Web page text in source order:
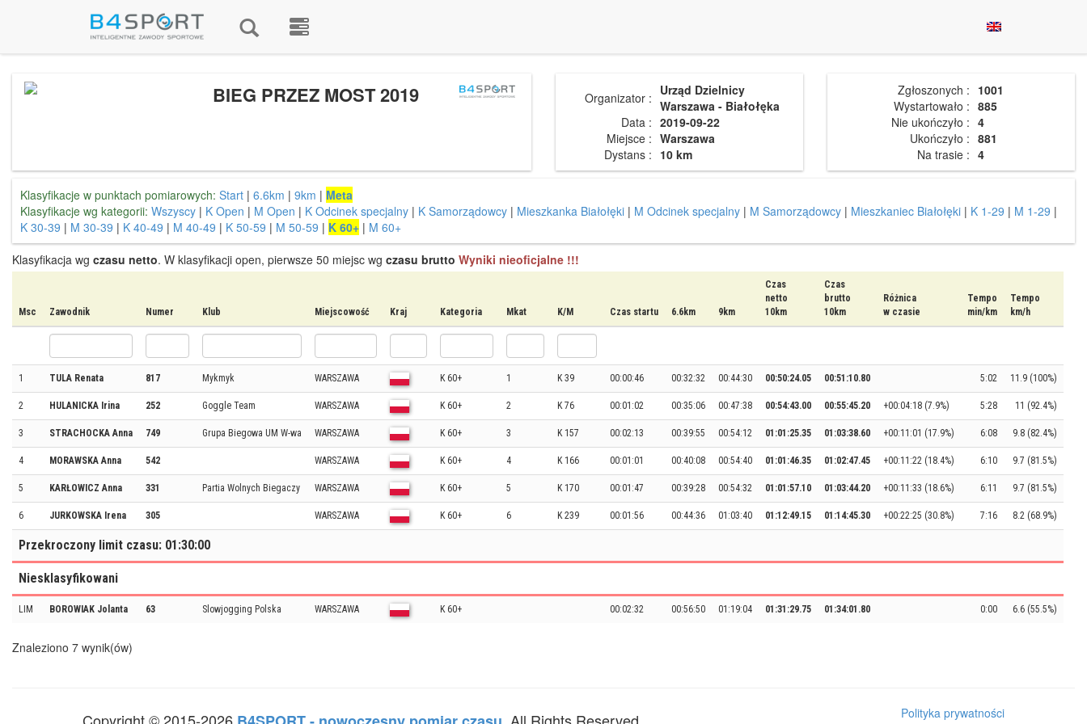
BIEG PRZEZ MOST 2019 Organizator : Urząd Dzielnicy
Warszawa - Białołęka
Data : 2019-09-22
Miejsce : Warszawa
Dystans : 10 km
Zgłoszonych : 1001
Wystartowało : 885
Nie ukończyło : 4
Ukończyło : 881
Na trasie : 4
Klasyfikacje w punktach pomiarowych: Start | 6.6km | 9km | Meta
Klasyfikacje wg kategorii: Wszyscy | K Open | M Open | K Odcinek specjalny | K Samorządowcy | Mieszkanka Białołęki | M Odcinek specjalny | M Samorządowcy | Mieszkaniec Białołęki | K 1-29 | M 1-29 |
K 30-39 | M 30-39 | K 40-49 | M 40-49 | K 50-59 | M 50-59 | K 60+ | M 60+
Klasyfikacja wg czasu netto. W klasyfikacji open, pierwsze 50 miejsc wg czasu brutto Wyniki nieoficjalne !!!
Msc Zawodnik Numer Klub Miejscowość Kraj Kategoria Mkat K/M Czas startu 6.6km 9km
Czas
netto
10km
Czas
brutto
10km
Różnica
w czasie
Tempo
min/km
Tempo
km/h
1 TULA Renata 817 Mykmyk WARSZAWA K 60+ 1 K 39 00:00:46 00:32:32 00:44:30 00:50:24.05 00:51:10.80 5:02 11.9 (100%)
2 HULANICKA Irina 252 Goggle Team WARSZAWA K 60+ 2 K 76 00:01:02 00:35:06 00:47:38 00:54:43.00 00:55:45.20 +00:04:18 (7.9%) 5:28 11 (92.4%)
3 STRACHOCKA Anna 749 Grupa Biegowa UM W-wa WARSZAWA K 60+ 3 K 157 00:02:13 00:39:55 00:54:12 01:01:25.35 01:03:38.60 +00:11:01 (17.9%) 6:08 9.8 (82.4%)
4 MORAWSKA Anna 542 WARSZAWA K 60+ 4 K 166 00:01:01 00:40:08 00:54:40 01:01:46.35 01:02:47.45 +00:11:22 (18.4%) 6:10 9.7 (81.5%)
5 KARŁOWICZ Anna 331 Partia Wolnych Biegaczy WARSZAWA K 60+ 5 K 170 00:01:47 00:39:28 00:54:32 01:01:57.10 01:03:44.20 +00:11:33 (18.6%) 6:11 9.7 (81.5%)
6 JURKOWSKA Irena 305 WARSZAWA K 60+ 6 K 239 00:01:56 00:44:36 01:03:40 01:12:49.15 01:14:45.30 +00:22:25 (30.8%) 7:16 8.2 (68.9%)
Przekroczony limit czasu: 01:30:00
Niesklasyfikowani
LIM BOROWIAK Jolanta 63 Slowjogging Polska WARSZAWA K 60+ 00:02:32 00:56:50 01:19:04 01:31:29.75 01:34:01.80 0:00 6.6 (55.5%)
Znaleziono 7 wynik(ów)
Polityka prywatności